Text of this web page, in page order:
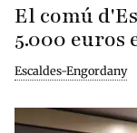
El comú
5.000
Escaldes-Engordany